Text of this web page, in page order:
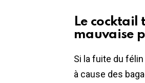
Le cocktail
mauvaise
Si la fuite du
à cause des